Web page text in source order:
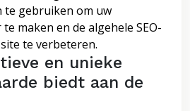
gebruiken om uw
maken en de algehele SEO-
te verbeteren.
en unieke
biedt aan de